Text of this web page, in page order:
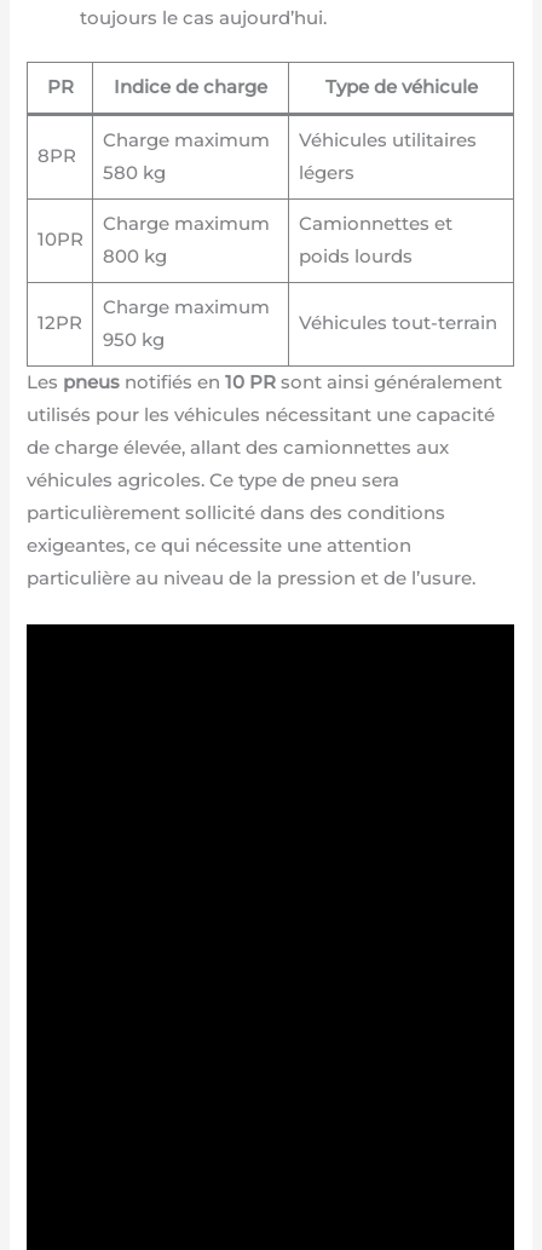
toujours le cas aujourd’hui.
PR Indice de charge Type de véhicule
8PR
Charge maximum
580 kg
Véhicules utilitaires
légers
10PR
Charge maximum
800 kg
Camionnettes et
poids lourds
12PR
Charge maximum
950 kg
Véhicules tout-terrain
Les pneus notifiés en10 PR sont ainsi généralement
utilisés pour les véhicules nécessitant une capacité
de charge élevée, allant des camionnettes aux
véhicules agricoles. Ce type de pneu sera
particulièrement sollicité dans des conditions
exigeantes, ce qui nécessite une attention
particulière au niveau de la pression et de l’usure.